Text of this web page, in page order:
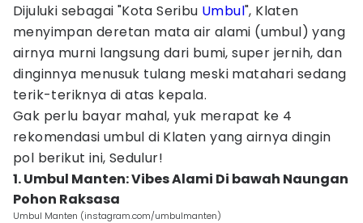
Dijuluki sebagai "Kota Seribu Umbul", Klaten
menyimpan deretan mata air alami (umbul) yang
airnya murni langsung dari bumi, super jernih, dan
dinginnya menusuk tulang meski matahari sedang
terik-teriknya di atas kepala.
Gak perlu bayar mahal, yuk merapat ke 4
rekomendasi umbul di Klaten yang airnya dingin
pol berikut ini, Sedulur!
1. Umbul Manten: Vibes Alami Di bawah Naungan
Pohon Raksasa
Umbul Manten (instagram.com/umbulmanten)